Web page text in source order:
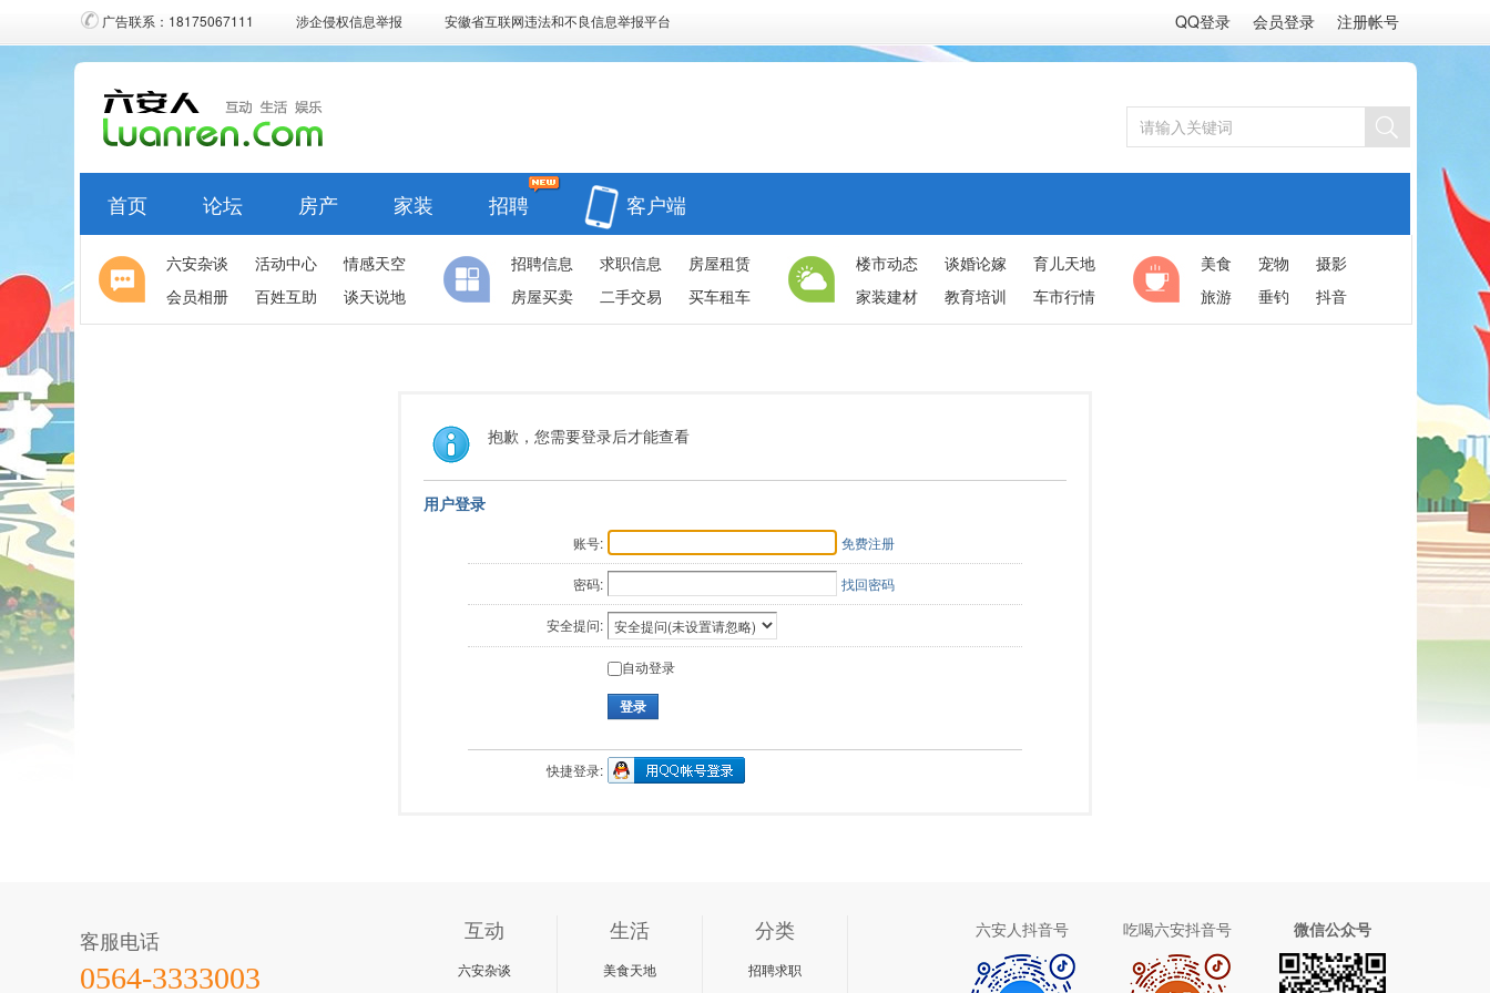
QQ登录 会员登录 注册帐号
广告联系：18175067111 涉企侵权信息举报 安徽省互联网违法和不良信息举报平台
首页 论坛 房产 家装 招聘 客户端
六安杂谈 活动中心
情感天空
会员相册
百姓互助 谈天说地
招聘信息 求职信息
房屋租赁
房屋买卖
二手交易 买车租车
楼市动态 谈婚论嫁
育儿天地
家装建材
教育培训 车市行情
美食 宠物
摄影
旅游
垂钓 抖音
抱歉，您需要登录后才能查看
用户登录
账号: 免费注册
密码: 找回密码
安全提问:
自动登录
登录
快捷登录:
客服电话
0564-3333003
互动
六安杂谈
生活
美食天地
分类
招聘求职
六安人抖音号 吃喝六安抖音号 微信公众号